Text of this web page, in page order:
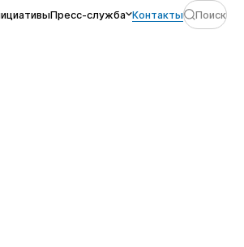
Пресс-служба Контакты Поиск